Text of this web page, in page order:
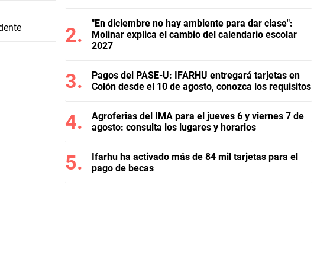
"En diciembre no hay ambiente para dar clase":
Molinar explica el cambio del calendario escolar
2027
Pagos del PASE-U: IFARHU entregará tarjetas en
Colón desde el 10 de agosto, conozca los requisitos
Agroferias del IMA para el jueves 6 y viernes 7 de
agosto: consulta los lugares y horarios
Ifarhu ha activado más de 84 mil tarjetas para el
pago de becas